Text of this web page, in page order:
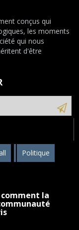
conçus qui
les moments
qui nous
d'être
Politique
comment la